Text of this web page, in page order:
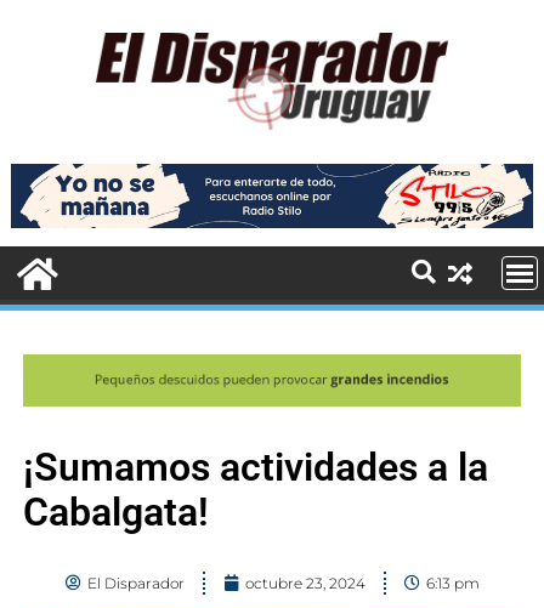
¡Sumamos actividades a la
Cabalgata!
El Disparador octubre 23, 2024 6:13 pm